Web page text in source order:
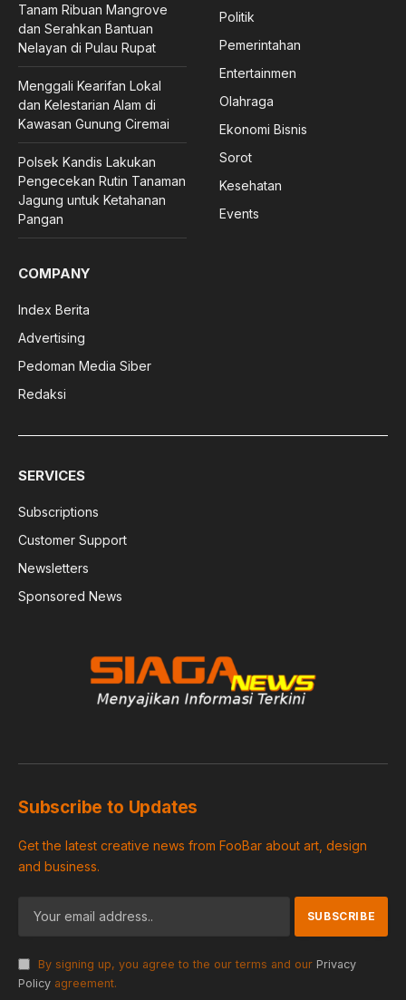
Tanam Ribuan Mangrove
dan Serahkan Bantuan
Nelayan di Pulau Rupat
Menggali Kearifan Lokal
dan Kelestarian Alam di
Kawasan Gunung Ciremai
Polsek Kandis Lakukan
Pengecekan Rutin Tanaman
Jagung untuk Ketahanan
Pangan
Politik
Pemerintahan
Entertainmen
Olahraga
Ekonomi Bisnis
Sorot
Kesehatan
Events
COMPANY
Index Berita
Advertising
Pedoman Media Siber
Redaksi
SERVICES
Subscriptions
Customer Support
Newsletters
Sponsored News
Subscribe to Updates
Get the latest creative news from FooBar about art, design
and business.
By signing up, you agree to the our terms and our Privacy
Policy agreement.